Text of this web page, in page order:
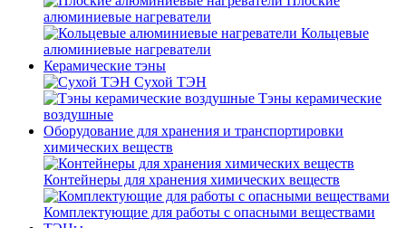
алюминиевые нагреватели
Кольцевые
алюминиевые нагреватели
Керамические тэны
Сухой ТЭН
Тэны керамические
воздушные
Оборудование для хранения и транспортировки
химических веществ
Контейнеры для хранения химических веществ
Комплектующие для работы с опасными веществами